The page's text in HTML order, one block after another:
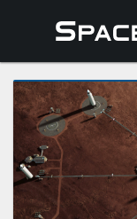
Wiadomości
Baza wiedzy
Starlink
Starship